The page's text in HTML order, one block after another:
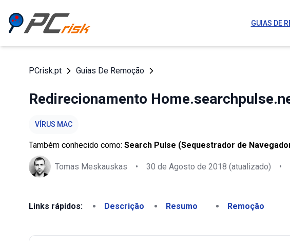
GUIAS DE
PCrisk.pt Guias De Remoção
Redirecionamento
VÍRUS MAC
Também conhecido como: Search Pulse (Sequestrador de
Tomas Meskauskas • 30 de Agosto de 2018 (atualizado) •
Links rápidos: Descrição Resumo Remoção